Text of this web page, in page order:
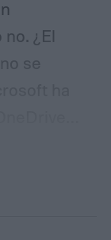
¿El
se
con
de lo